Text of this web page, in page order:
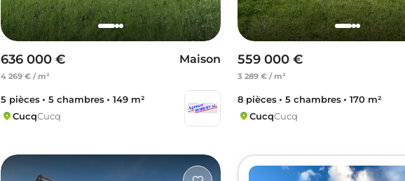
636 000 €
4 269 € / m²
Maison
5 pièces 5 chambres
149 m²
CucqCucq
559 000 €
3 289 € / m²
8 pièces 5 chambres
170 m²
CucqCucq